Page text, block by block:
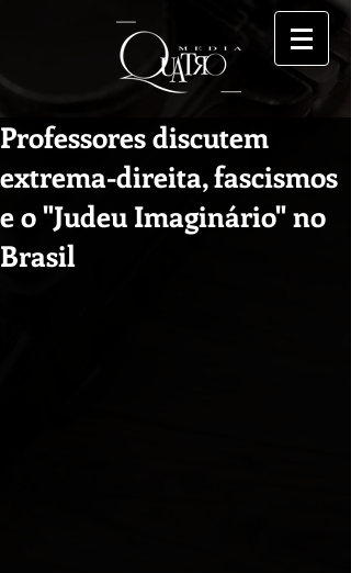
Professores discutem
extrema-direita, fascismos
e o "Judeu Imaginário" no
Brasil